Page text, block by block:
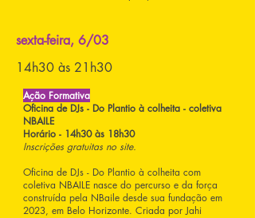
sexta-feira, 6/03
14h30 às 21h30
Ação Formativa
Oficina de DJs - Do Plantio à colheita - coletiva
NBAILE
Horário - 14h30 às 18h30
Inscrições gratuitas no site.
Oficina de DJs - Do Plantio à colheita com
coletiva NBAILE nasce do percurso e da força
construída pela NBaile desde sua fundação em
2023, em Belo Horizonte. Criada por Jahi